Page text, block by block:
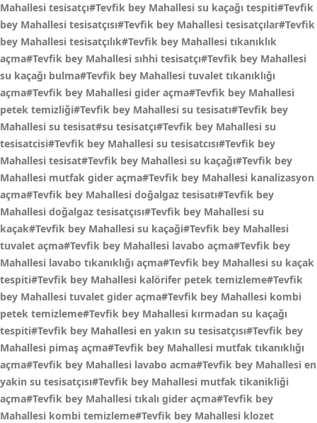
Mahallesi tesisatçı#Tevfik bey Mahallesi su kaçağı tespiti#Tevfik
bey Mahallesi tesisatçısı#Tevfik bey Mahallesi tesisatçılar#Tevfik
bey Mahallesi tesisatçılık#Tevfik bey Mahallesi tıkanıklık
açma#Tevfik bey Mahallesi sıhhi tesisatçı#Tevfik bey Mahallesi
su kaçağı bulma#Tevfik bey Mahallesi tuvalet tıkanıklığı
açma#Tevfik bey Mahallesi gider açma#Tevfik bey Mahallesi
petek temizliği#Tevfik bey Mahallesi su tesisatı#Tevfik bey
Mahallesi su tesisat#su tesisatçı#Tevfik bey Mahallesi su
tesisatcisi#Tevfik bey Mahallesi su tesisatcısı#Tevfik bey
Mahallesi tesisat#Tevfik bey Mahallesi su kaçağı#Tevfik bey
Mahallesi mutfak gider açma#Tevfik bey Mahallesi kanalizasyon
açma#Tevfik bey Mahallesi doğalgaz tesisatı#Tevfik bey
Mahallesi doğalgaz tesisatçısı#Tevfik bey Mahallesi su
kaçak#Tevfik bey Mahallesi su kaçaği#Tevfik bey Mahallesi
tuvalet açma#Tevfik bey Mahallesi lavabo açma#Tevfik bey
Mahallesi lavabo tıkanıklığı açma#Tevfik bey Mahallesi su kaçak
tespiti#Tevfik bey Mahallesi kalörifer petek temizleme#Tevfik
bey Mahallesi tuvalet gider açma#Tevfik bey Mahallesi kombi
petek temizleme#Tevfik bey Mahallesi kırmadan su kaçağı
tespiti#Tevfik bey Mahallesi en yakın su tesisatçısı#Tevfik bey
Mahallesi pimaş açma#Tevfik bey Mahallesi mutfak tıkanıklığı
açma#Tevfik bey Mahallesi lavabo acma#Tevfik bey Mahallesi en
yakin su tesisatçısı#Tevfik bey Mahallesi mutfak tikanikliği
açma#Tevfik bey Mahallesi tıkalı gider açma#Tevfik bey
Mahallesi kombi temizleme#Tevfik bey Mahallesi klozet